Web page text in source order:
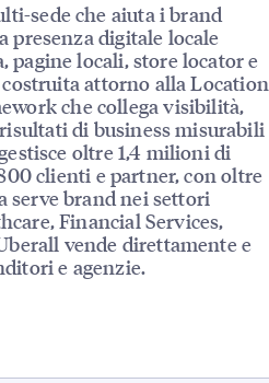
sede che aiuta i brand
presenza digitale locale
pagine locali, store locator e
attorno alla Location
che collega visibilità,
di business misurabili
oltre 1,4 milioni di
clienti e partner, con oltre
serve brand nei settori
Financial Services,
vende direttamente e
e agenzie.